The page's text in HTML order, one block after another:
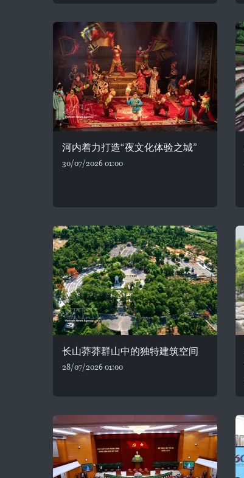
河内着力打造“夜文化体验之城”
30/07/2026 01:00
长山莽莽群山中的独特建筑空间
28/07/2026 01:00